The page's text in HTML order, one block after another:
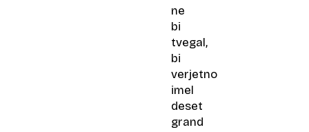
ne
bi
tvegal,
bi
verjetno
imel
deset
grand